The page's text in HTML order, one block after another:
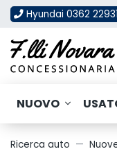
Hyundai 0362
NUOVO
Ricerca auto